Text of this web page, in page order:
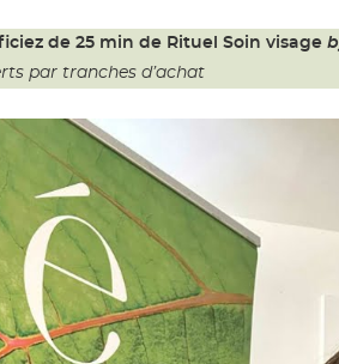
de 25 min de Rituel Soin visage
par tranches d’achat